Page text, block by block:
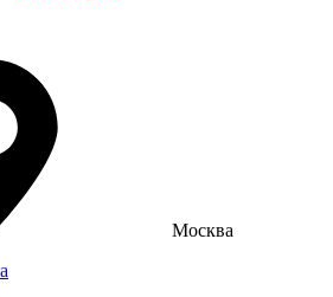
Москва